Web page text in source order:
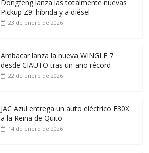
Dongfeng lanza las totalmente nuevas
Pickup Z9: híbrida y a diésel
23 de enero de 2026
Ambacar lanza la nueva WINGLE 7
desde CIAUTO tras un año récord
22 de enero de 2026
JAC Azul entrega un auto eléctrico E30X
a la Reina de Quito
14 de enero de 2026